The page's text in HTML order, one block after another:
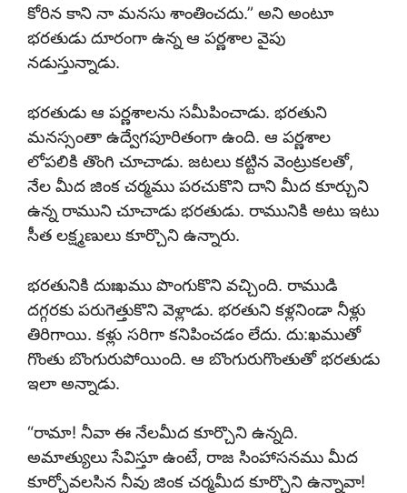
కోరిన కాని నా మనసు శాంతించదు.” అని అంటూ
భరతుడు దూరంగా ఉన్న ఆ పర్ణశాల వైపు
నడుస్తున్నాడు.
భరతుడు ఆ పర్ణశాలను సమీపించాడు. భరతుని
మనస్సంతా ఉద్వేగపూరితంగా ఉంది. ఆ పర్ణశాల
లోపలికి తొంగి చూచాడు. జటలు కట్టిన వెంట్రుకలతో,
నేల మీద జింక చర్మము పరచుకొని దాని మీద కూర్చుని
ఉన్న రాముని చూచాడు భరతుడు. రామునికి అటు ఇటు
సీత లక్ష్మణులు కూర్చొని ఉన్నారు.
భరతునికి దుఃఖము పొంగుకొని వచ్చింది. రాముడి
దగ్గరకు పరుగెత్తుకొని వెళ్లాడు. భరతుని కళ్లనిండా నీళ్లు
తిరిగాయి. కళ్లు సరిగా కనిపించడం లేదు. దు:ఖముతో
గొంతు బొంగురుపోయింది. ఆ బొంగురుగొంతుతో భరతుడు
ఇలా అన్నాడు.
“రామా! నీవా ఈ నేలమీద కూర్చొని ఉన్నది.
అమాత్యులు సేవిస్తూ ఉంటే, రాజ సింహాసనము మీద
కూర్చోవలసిన నీవు జింక చర్మమీద కూర్చొని ఉన్నావా!